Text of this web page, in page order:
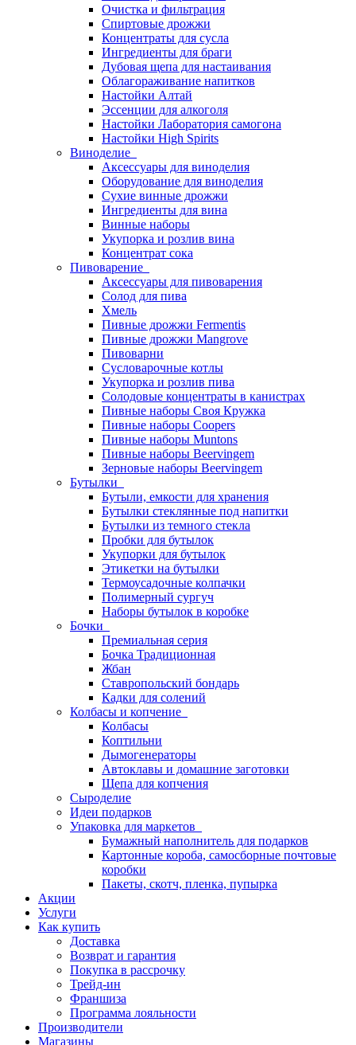
Очистка и фильтрация
Спиртовые дрожжи
Концентраты для сусла
Ингредиенты для браги
Дубовая щепа для настаивания
Облагораживание напитков
Настойки Алтай
Эссенции для алкоголя
Настойки Лаборатория самогона
Настойки High Spirits
Виноделие
Аксессуары для виноделия
Оборудование для виноделия
Сухие винные дрожжи
Ингредиенты для вина
Винные наборы
Укупорка и розлив вина
Концентрат сока
Пивоварение
Аксессуары для пивоварения
Солод для пива
Хмель
Пивные дрожжи Fermentis
Пивные дрожжи Mangrove
Пивоварни
Сусловарочные котлы
Укупорка и розлив пива
Солодовые концентраты в канистрах
Пивные наборы Своя Кружка
Пивные наборы Coopers
Пивные наборы Muntons
Пивные наборы Beervingem
Зерновые наборы Beervingem
Бутылки
Бутыли, емкости для хранения
Бутылки стеклянные под напитки
Бутылки из темного стекла
Пробки для бутылок
Укупорки для бутылок
Этикетки на бутылки
Термоусадочные колпачки
Полимерный сургуч
Наборы бутылок в коробке
Бочки
Премиальная серия
Бочка Традиционная
Жбан
Ставропольский бондарь
Кадки для солений
Колбасы и копчение
Колбасы
Коптильни
Дымогенераторы
Автоклавы и домашние заготовки
Щепа для копчения
Сыроделие
Идеи подарков
Упаковка для маркетов
Бумажный наполнитель для подарков
Картонные короба, самосборные почтовые
коробки
Пакеты, скотч, пленка, пупырка
Акции
Услуги
Как купить
Доставка
Возврат и гарантия
Покупка в рассрочку
Трейд-ин
Франшиза
Программа лояльности
Производители
Магазины